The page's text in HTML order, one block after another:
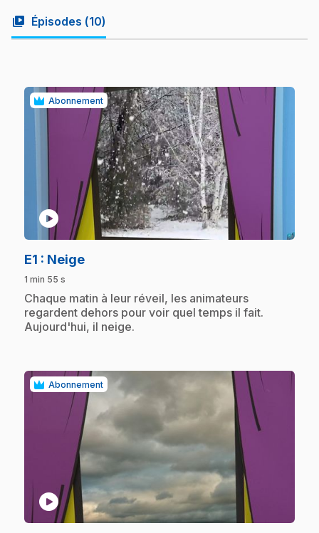
video_library Épisodes (10)
Abonnement
play_circle
E1 : Neige.
1 min 55 s
.Chaque matin à leur réveil, les animateurs
regardent dehors pour voir quel temps il fait.
Aujourd'hui, il neige.
Abonnement
play_circle